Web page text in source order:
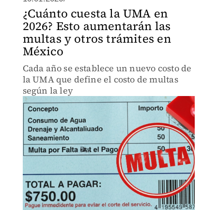
¿Cuánto cuesta la UMA en
2026? Esto aumentarán las
multas y otros trámites en
México
Cada año se establece un nuevo costo de
la UMA que define el costo de multas
según la ley